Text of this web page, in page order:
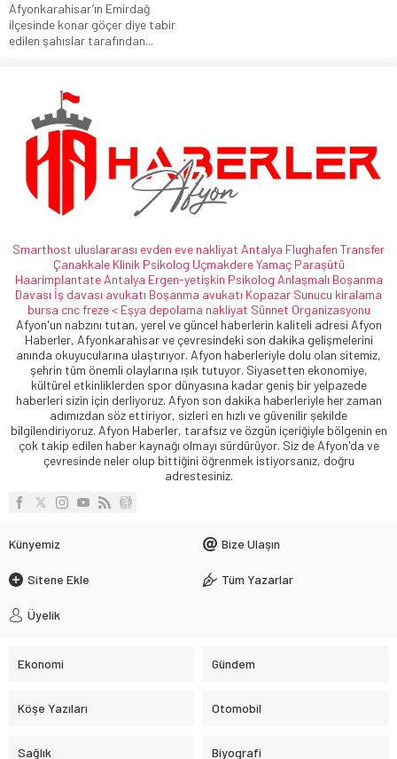
Afyonkarahisar’ın Emirdağ
ilçesinde konar göçer diye tabir
edilen şahıslar tarafından...
Smarthost uluslararası evden eve nakliyat Antalya Flughafen Transfer
Çanakkale Klinik Psikolog Uçmakdere Yamaç Paraşütü
Haarimplantate Antalya Ergen-yetişkin Psikolog Anlaşmalı Boşanma
Davası İş davası avukatı Boşanma avukatı Kopazar Sunucu kiralama
bursa cnc freze < Eşya depolama nakliyat Sünnet Organizasyonu
Afyon'un nabzını tutan, yerel ve güncel haberlerin kaliteli adresi Afyon
Haberler, Afyonkarahisar ve çevresindeki son dakika gelişmelerini
anında okuyucularına ulaştırıyor. Afyon haberleriyle dolu olan sitemiz,
şehrin tüm önemli olaylarına ışık tutuyor. Siyasetten ekonomiye,
kültürel etkinliklerden spor dünyasına kadar geniş bir yelpazede
haberleri sizin için derliyoruz. Afyon son dakika haberleriyle her zaman
adımızdan söz ettiriyor, sizleri en hızlı ve güvenilir şekilde
bilgilendiriyoruz. Afyon Haberler, tarafsız ve özgün içeriğiyle bölgenin en
çok takip edilen haber kaynağı olmayı sürdürüyor. Siz de Afyon'da ve
çevresinde neler olup bittiğini öğrenmek istiyorsanız, doğru
adrestesiniz.
Künyemiz Bize Ulaşın
Sitene Ekle Tüm Yazarlar
Üyelik
Ekonomi Gündem
Köşe Yazıları Otomobil
Sağlık Biyografi